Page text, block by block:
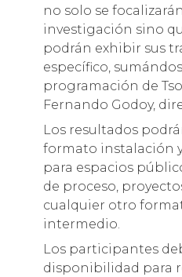
no solo se
investigación sino
podrán exhibir sus
específico,
programación de
Fernando Godoy,
Los resultados
formato instalación
para espacios
de proceso,
cualquier otro
intermedio.
Los participantes
disponibilidad para